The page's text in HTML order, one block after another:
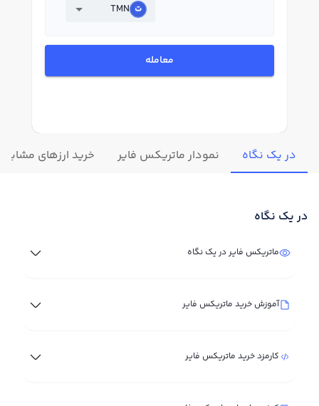
TMN
معامله
در یک نگاه نمودار ماتریکس فایر خرید ارزهای مشابه
در یک نگاه
ماتریکس فایر در یک نگاه
آموزش خرید ماتریکس فایر
کارمزد خرید ماتریکس فایر